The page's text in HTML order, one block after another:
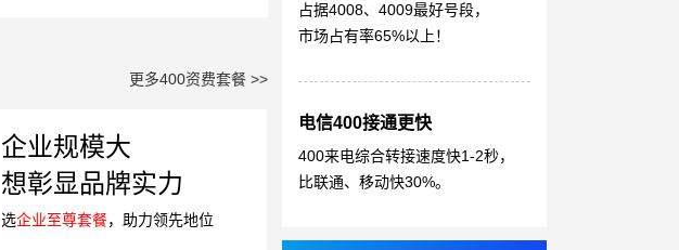
更多400资费套餐 >>
企业规模大
想彰显品牌实力
选企业至尊套餐，助力领先地位
占据4008、4009最好号段，
市场占有率65%以上！
电信400接通更快
400来电综合转接速度快1-2秒，
比联通、移动快30%。